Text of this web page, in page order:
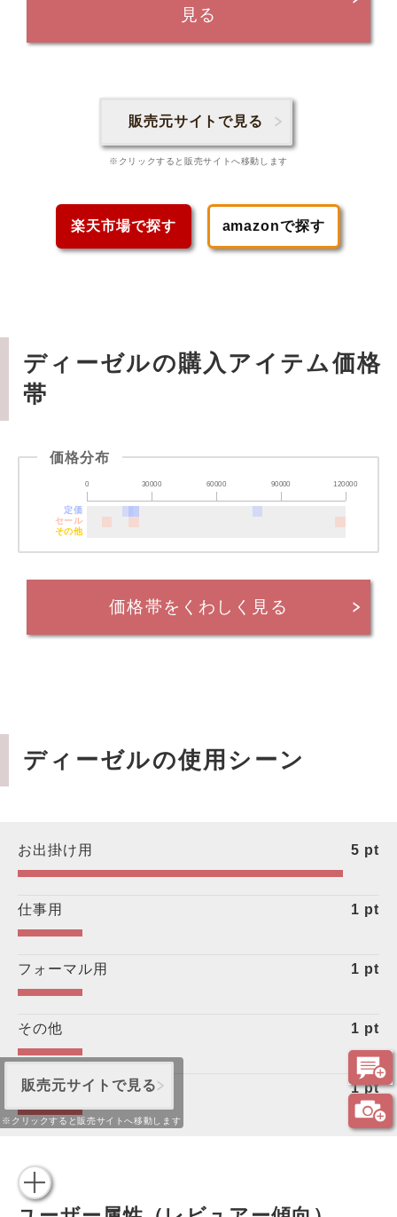
見る
販売元サイトで見る
※クリックすると販売サイトへ移動します
楽天市場で探す amazonで探す
ディーゼルの購入アイテム価格
帯
価格分布
0 30000 60000 90000 120000
定価
セール
その他
価格帯をくわしく見る
ディーゼルの使用シーン
お出掛け用 5 pt
仕事用 1 pt
フォーマル用 1 pt
その他 1 pt
デート用 1pt
販売元サイトで見る
※クリックすると販売サイトへ移動します